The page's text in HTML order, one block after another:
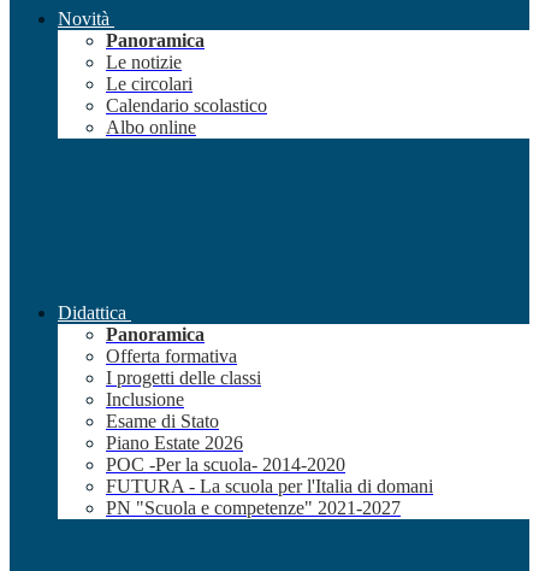
Novità
Panoramica
Le notizie
Le circolari
Calendario scolastico
Albo online
Didattica
Panoramica
Offerta formativa
I progetti delle classi
Inclusione
Esame di Stato
Piano Estate 2026
POC -Per la scuola- 2014-2020
FUTURA - La scuola per l'Italia di domani
PN "Scuola e competenze" 2021-2027